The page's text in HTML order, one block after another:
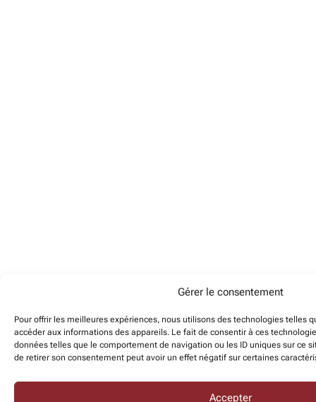
Gérer le consentement
Pour offrir les meilleures expériences, nous utilisons des technologies telles
accéder aux informations des appareils. Le fait de consentir à ces
données telles que le comportement de navigation ou les ID uniques sur ce
de retirer son consentement peut avoir un effet négatif sur certaines
Accepter